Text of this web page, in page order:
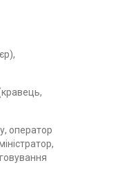
оператор